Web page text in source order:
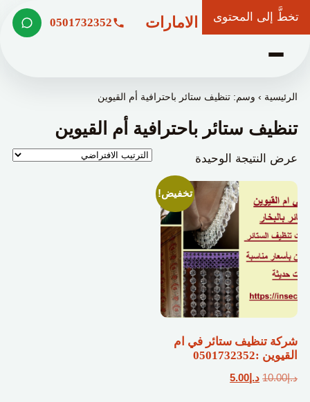
تخطَّ إلى المحتوى
شركة وعد الامارات 0501732352
الرئيسية ›وسم: تنظيف ستائر باحترافية أم القيوين
تنظيف ستائر باحترافية أم القيوين
عرض النتيجة الوحيدة
تخفيض!
شركة تنظيف ستائر في ام
القيوين :0501732352
د.إ10.00 السعر
د.إ 5.00السعر